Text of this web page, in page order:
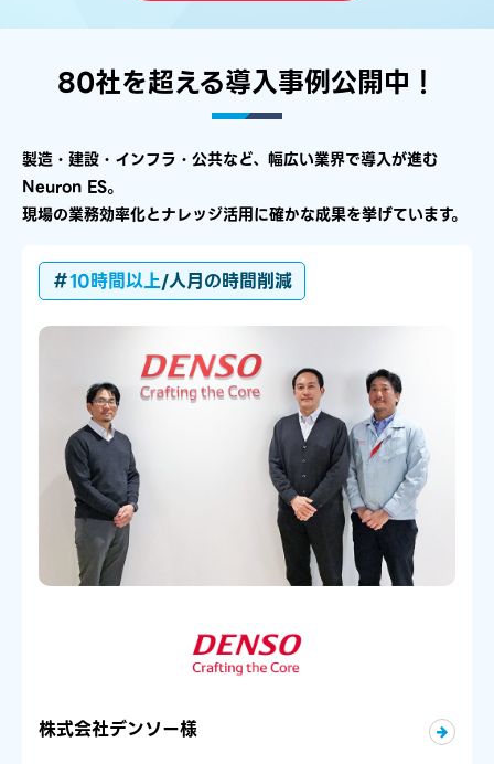
80社を​超える​導入事例公開中！​​
製造・建設・インフラ・公共など、幅広い業界で導入が進む
Neuron ES。
現場の業務効率化とナレッジ活用に確かな成果を挙げています。​
＃10時間以上/人月の時間削減
株式会社デンソー様